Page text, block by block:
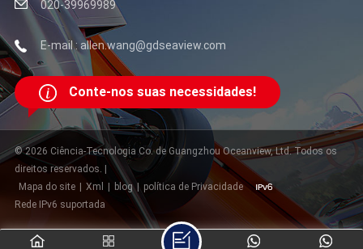
020-39969989
E-mail : allen.wang@gdseaview.com
Conte-nos suas necessidades!
© 2026 Ciência-Tecnologia Co. de Guangzhou Oceanview, Ltd. Todos os
direitos reservados. |
Mapa do site
Xml blog
política de Privacidade
Rede IPv6 suportada